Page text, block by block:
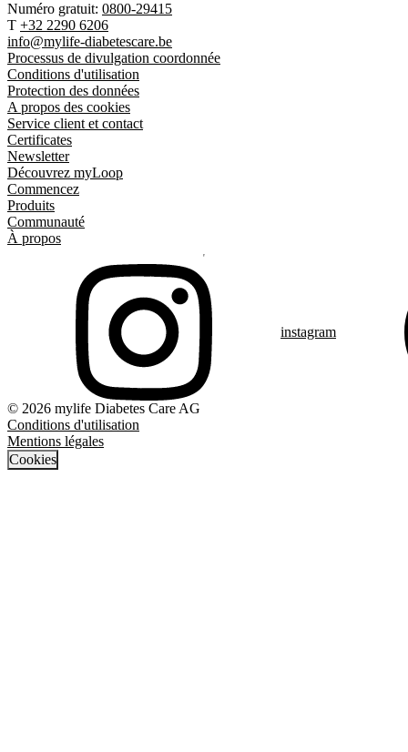
Numéro gratuit: 0800-29415
T +32 2290 6206
info@mylife-diabetescare.be
Processus de divulgation coordonnée
Conditions d'utilisation
Protection des données
A propos des cookies
Service client et contact
Certificates
Newsletter
Découvrez myLoop
Commencez
Produits
Communauté
À propos
instagram
© 2026 mylife Diabetes Care AG
Conditions d'utilisation
Mentions légales
Cookies